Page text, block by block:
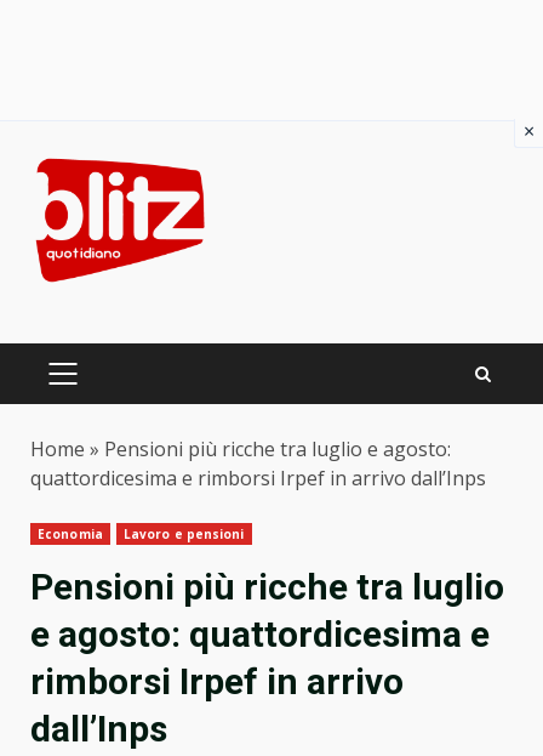
content
PRIMARY
Home » Pensioni più ricche tra luglio e agosto:
quattordicesima e rimborsi Irpef in arrivo dall’Inps
Economia Lavoro e pensioni
Pensioni più ricche tra luglio
e agosto: quattordicesima e
rimborsi Irpef in arrivo
dall’Inps
×